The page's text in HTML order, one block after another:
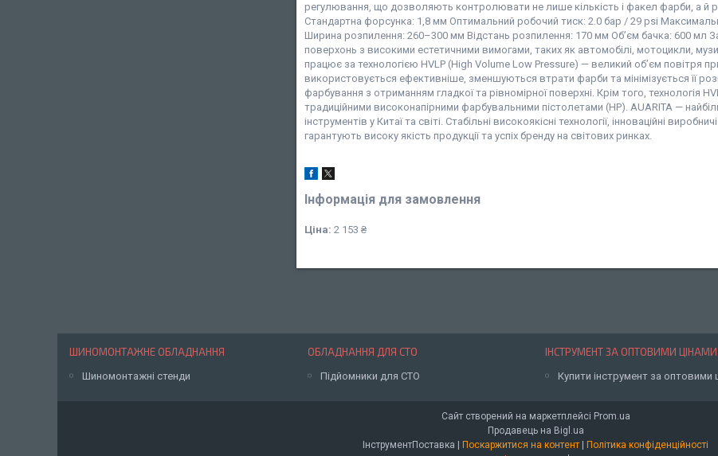
регулювання, що дозволяють контролювати не лише кількість і факел фарби, а й
Стандартна форсунка: 1,8 мм Оптимальний робочий тиск: 2.0 бар / 29 psi
Ширина розпилення: 260–300 мм Відстань розпилення: 170 мм Об’єм бачка: 600 мл
поверхонь з високими естетичними вимогами, таких як автомобілі, мотоцикли,
працює за технологією HVLP (High Volume Low Pressure) — великий об’єм повітря
використовується ефективніше, зменшуються втрати фарби та мінімізується її
фарбування з отриманням гладкої та рівномірної поверхні. Крім того, технологія
традиційними високонапірними фарбувальними пістолетами (HP). AUARITA —
інструментів у Китаї та світі. Стабільні високоякісні технології, інноваційні
гарантують високу якість продукції та успіх бренду на світових ринках.
Інформація для замовлення
Ціна: 2 153 ₴
ШИНОМОНТАЖНЕ ОБЛАДНАННЯ
Шиномонтажні стенди
ОБЛАДНАННЯ ДЛЯ СТО
Підйомники для СТО
ІНСТРУМЕНТ ЗА ОПТОВИМИ ЦІНАМИ
Купити інструмент за оптовими
Сайт створений на маркетплейсі Prom.ua
Продавець на Bigl.ua
Поскаржитися на контент
Політика конфіденційності